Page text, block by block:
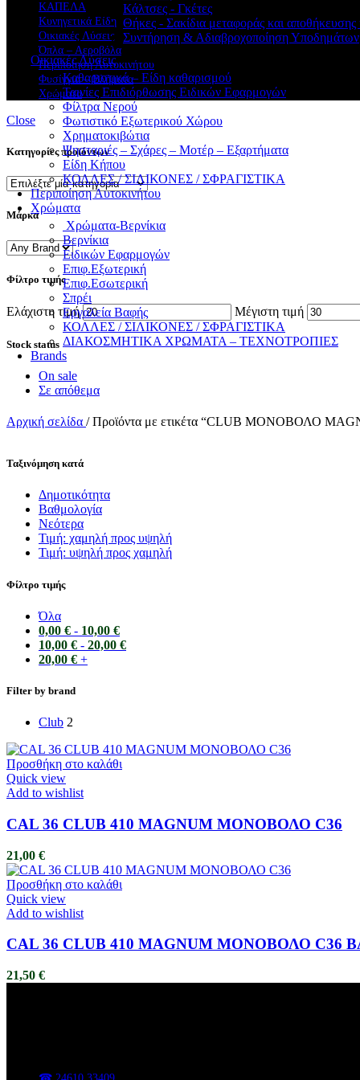
Κάλτσες - Γκέτες
Θήκες - Σακίδια μεταφοράς και
Συντήρηση & Αδιαβροχοποίηση Υποδημάτων
Οικιακές Λύσεις
Καθαριστικά – Είδη καθαρισμού
Ταινίες Επιδιόρθωσης Ειδικών Εφαρμογών
Φίλτρα Νερού
Φωτιστικό Εξωτερικού Χώρου
Χρηματοκιβώτια
Ψησταριές – Σχάρες – Μοτέρ – Εξαρτήματα
Είδη Κήπου
ΚΟΛΛΕΣ / ΣΙΛΙΚΟΝΕΣ / ΣΦΡΑΓΙΣΤΙΚΑ
Περιποίηση Αυτοκινήτου
Χρώματα
Χρώματα-Βερνίκια
Βερνίκια
Ειδικών Εφαρμογών
Επιφ.Εξωτερική
Επιφ.Εσωτερική
Σπρέι
Εργαλεία Βαφής
ΚΟΛΛΕΣ / ΣΙΛΙΚΟΝΕΣ / ΣΦΡΑΓΙΣΤΙΚΑ
ΔΙΑΚΟΣΜΗΤΙΚΑ ΧΡΩΜΑΤΑ – ΤΕΧΝΟΤΡΟΠΙΕΣ
Brands
ΚΑΠΕΛΑ
Κυνηγετικά Είδη
Οικιακές Λύσεις
Όπλα – Αεροβόλα
Περιποίηση Αυτοκινήτου
Φυσίγγια – Βλήματα
Χρώματα
Close
Κατηγορίες προϊόντων
Μάρκα
Φίλτρο τιμής
Ελάχιστη τιμή Μέγιστη τιμή
Stock status
On sale
Σε απόθεμα
Αρχική σελίδα / Προϊόντα με ετικέτα “CLUB ΜΟΝΟΒΟΛΟ
Ταξινόμηση κατά
Δημοτικότητα
Bαθμολογία
Νεότερα
Τιμή: χαμηλή προς υψηλή
Τιμή: υψηλή προς χαμηλή
Φίλτρο τιμής
Όλα
0,00 € - 10,00 €
10,00 € - 20,00 €
20,00 € +
Filter by brand
Club 2
Προσθήκη στο καλάθι
Quick view
Add to wishlist
CAL 36 CLUB 410 MAGNUM ΜΟΝΟΒΟΛΟ C36
21,00 €
Προσθήκη στο καλάθι
Quick view
Add to wishlist
CAL 36 CLUB 410 MAGNUM ΜΟΝΟΒΟΛΟ C36
21,50 €